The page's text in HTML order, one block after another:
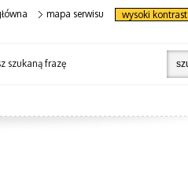
mapa serwisu wysoki kontrast
szukaną frazę